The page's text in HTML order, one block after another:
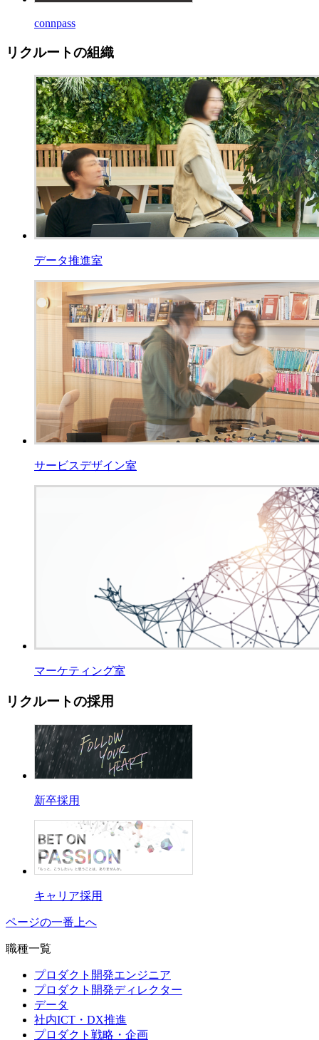
connpass
リクルートの組織
データ推進室
サービスデザイン室
マーケティング室
リクルートの採用
新卒採用
キャリア採用
ページの一番上へ
職種一覧
プロダクト開発エンジニア
プロダクト開発ディレクター
データ
社内ICT・DX推進
プロダクト戦略・企画